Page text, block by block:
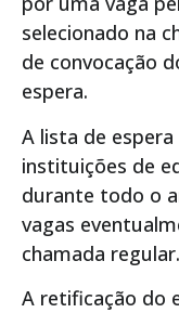
selecionado na
de convocação
espera.
A lista de
instituições de
durante todo o
vagas
chamada regular.
A retificação do